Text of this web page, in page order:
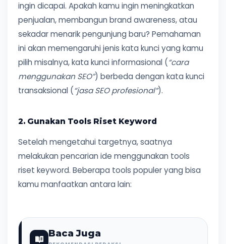
ingin dicapai. Apakah kamu ingin meningkatkan
penjualan, membangun brand awareness, atau
sekadar menarik pengunjung baru? Pemahaman
ini akan memengaruhi jenis kata kunci yang kamu
pilih misalnya, kata kunci informasional (“cara
menggunakan SEO”) berbeda dengan kata kunci
transaksional (“jasa SEO profesional”).
2. Gunakan Tools Riset Keyword
Setelah mengetahui targetnya, saatnya
melakukan pencarian ide menggunakan tools
riset keyword. Beberapa tools populer yang bisa
kamu manfaatkan antara lain:
Baca Juga